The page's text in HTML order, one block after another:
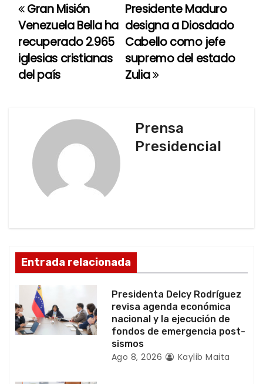
N
a
v
d
e
e
n
Presidente Maduro
designa a Diosdado
Cabello como jefe
supremo del estado
Zulia
Gran Misión
Venezuela Bella ha
recuperado 2.965
iglesias cristianas
del país
Prensa
Presidencial
Entrada relacionada
Presidenta Delcy Rodríguez
revisa agenda económica
nacional y la ejecución de
fondos de emergencia post-
sismos
Ago 8, 2026 Kaylib Maita